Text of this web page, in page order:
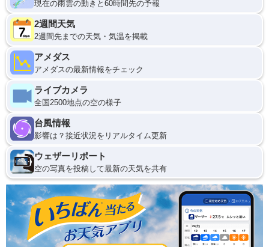
現在の雨雲の動きと60時間先の予報
2週間天気
2週間先までの天気・気温を掲載
アメダス
アメダスの最新情報をチェック
ライブカメラ
全国2500地点の空の様子
台風情報
影響は？接近状況をリアルタイム更新
ウェザーリポート
空の写真を投稿して最新の天気を共有